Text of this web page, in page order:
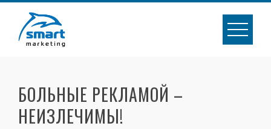
content
БОЛЬНЫЕ РЕКЛАМОЙ –
НЕИЗЛЕЧИМЫ!